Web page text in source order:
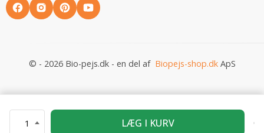
1 LÆG I KURV
© - 2026 Bio-pejs.dk - en del af Biopejs-shop.dkApS